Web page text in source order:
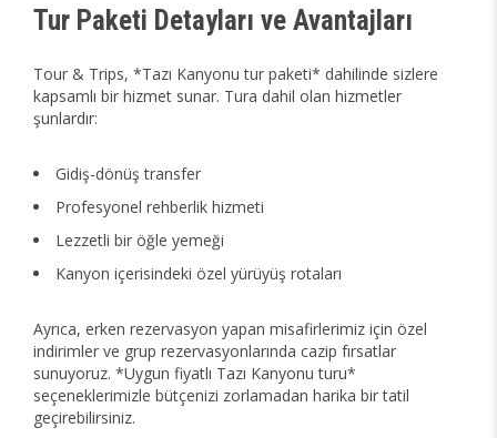
Tur Paketi Detayları ve Avantajları
Tour & Trips, *Tazı Kanyonu tur paketi* dahilinde sizlere
kapsamlı bir hizmet sunar. Tura dahil olan hizmetler
şunlardır:
Gidiş-dönüş transfer
Profesyonel rehberlik hizmeti
Lezzetli bir öğle yemeği
Kanyon içerisindeki özel yürüyüş rotaları
Ayrıca, erken rezervasyon yapan misafirlerimiz için özel
indirimler ve grup rezervasyonlarında cazip fırsatlar
sunuyoruz. *Uygun fiyatlı Tazı Kanyonu turu*
seçeneklerimizle bütçenizi zorlamadan harika bir tatil
geçirebilirsiniz.